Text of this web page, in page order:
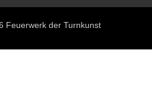
Feuerwerk der Turnkunst